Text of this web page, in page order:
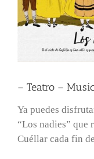
– Teatro –
Ya puedes
“Los nadies” que
Cuéllar cada fin